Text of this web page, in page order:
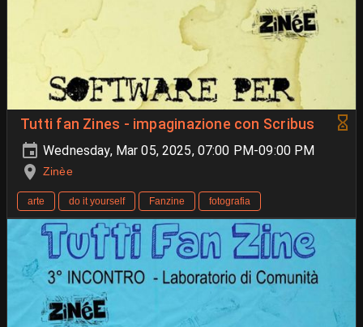
Tutti fan Zines - impaginazione con Scribus
Wednesday, Mar 05, 2025, 07:00 PM-09:00 PM
Zinèe
arte do it yourself Fanzine fotografia